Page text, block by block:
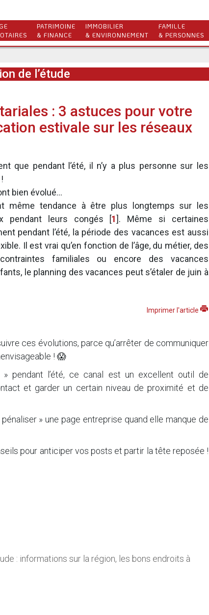
PATRIMOINE
& FINANCE
IMMOBILIER
& ENVIRONNEMENT
FAMILLE
& PERSONNES
de l’étude
: 3 astuces pour votre
estivale sur les réseaux
que pendant l’été, il n’y a plus personne sur les
bien évolué...
même tendance à être plus longtemps sur les
pendant leurs congés [1]. Même si certaines
pendant l’été, la période des vacances est aussi
Il est vrai qu’en fonction de l’âge, du métier, des
familiales ou encore des vacances
le planning des vacances peut s’étaler de juin à
Imprimer l'article
ces évolutions, parce qu’arrêter de communiquer
! 😱
pendant l’été, ce canal est un excellent outil de
et garder un certain niveau de proximité et de
» une page entreprise quand elle manque de
pour anticiper vos posts et partir la tête reposée !
: informations sur la région, les bons endroits à